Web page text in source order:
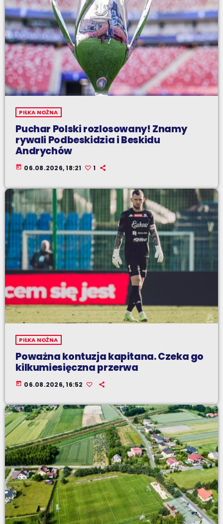
PIŁKA NOŻNA
Puchar Polski rozlosowany! Znamy
rywali Podbeskidzia i Beskidu
Andrychów
today 06.08.2026, 18:21 1
PIŁKA NOŻNA
Poważna kontuzja kapitana. Czeka go
kilkumiesięczna przerwa
today 06.08.2026, 16:52